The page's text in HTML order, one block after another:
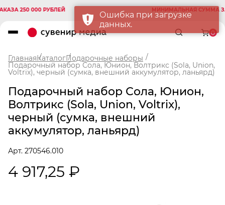
250 000 РУБЛЕЙ МИНИМАЛЬНАЯ СУММА
0
ГлавнаяКаталогПодарочные наборы
Подарочный набор Сола, Юнион, Волтрикс (Sola, Union,
Voltrix), черный (сумка, внешний аккумулятор, ланьярд)
Подарочный набор Сола, Юнион,
Волтрикс (Sola, Union, Voltrix),
черный (сумка, внешний
аккумулятор, ланьярд)
Арт. 270546.010
4 917,25 ₽
Ошибка при загрузке
данных.